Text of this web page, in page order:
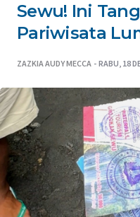
Sewu! Ini
Pariwisata
ZAZKIA AUDY MECCA RABU, 18